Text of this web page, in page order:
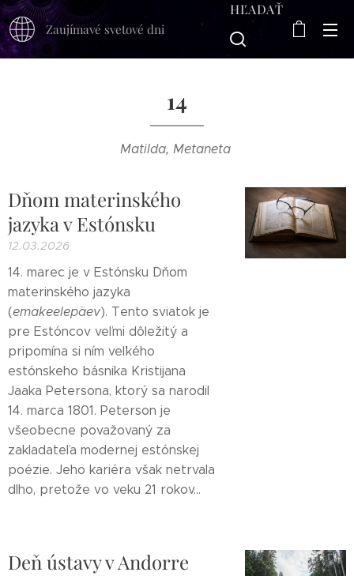
Zaujímavé svetové dni
HĽADAŤ
14
Matilda, Metaneta
Dňom materinského
jazyka v Estónsku
12.03.2026
14. marec je v Estónsku Dňom
materinského jazyka
(emakeelepäev). Tento sviatok je
pre Estóncov veľmi dôležitý a
pripomína si ním veľkého
estónskeho básnika Kristijana
Jaaka Petersona, ktorý sa narodil
14. marca 1801. Peterson je
všeobecne považovaný za
zakladateľa modernej estónskej
poézie. Jeho kariéra však netrvala
dlho, pretože vo veku 21 rokov...
Deň ústavy v Andorre